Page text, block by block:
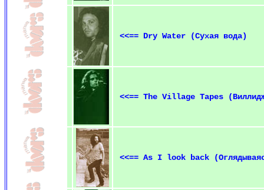
<<== Dry Water (Сухая вода)
<<== The Village Tapes
<<== As I look back